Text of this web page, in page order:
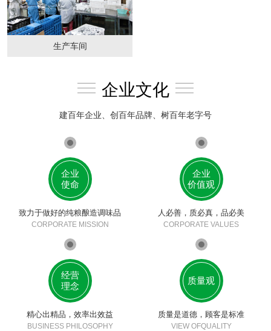
生产车间
企业文化
建百年企业、创百年品牌、树百年老字号
企业
使命
致力于做好的纯粮酿造调味品
CORPORATE MISSION
企业
价值观
人必善，质必真，品必美
CORPORATE VALUES
经营
理念
精心出精品，效率出效益
BUSINESS PHILOSOPHY
质量观
质量是道德，顾客是标准
VIEW OFQUALITY